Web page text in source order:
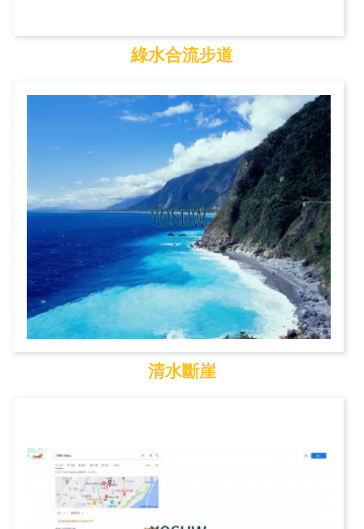
綠水合流步道
綠水合流步道
清水斷崖